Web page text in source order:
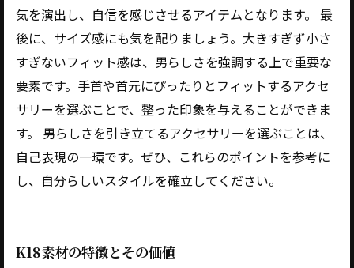
気を演出し、自信を感じさせるアイテムとなります。 最
後に、サイズ感にも気を配りましょう。大きすぎず小さ
すぎないフィット感は、男らしさを強調する上で重要な
要素です。手首や首元にぴったりとフィットするアクセ
サリーを選ぶことで、整った印象を与えることができま
す。 男らしさを引き立てるアクセサリーを選ぶことは、
自己表現の一環です。ぜひ、これらのポイントを参考に
し、自分らしいスタイルを確立してください。
K18素材の特徴とその価値